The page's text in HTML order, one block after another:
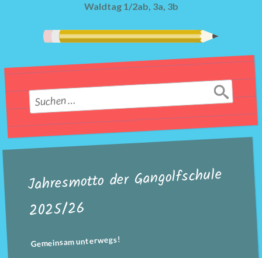
Waldtag 1/2ab, 3a, 3b
Suchen
nach:
Jahresmotto der Gangolfschule
2025/26
Gemeinsam unterwegs!